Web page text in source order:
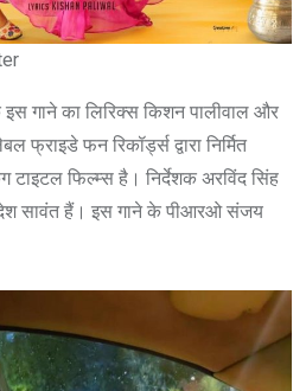
गाने का लिरिक्स किशन पालीवाल और
फन रिकॉर्ड्स द्वारा निर्मित
टाइटल फिल्म्स है। निर्देशक अरविंद सिंह
सावंत हैं। इस गाने के पीआरओ संजय